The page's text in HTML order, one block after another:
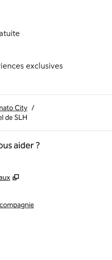
exclusives
City /
de SLH
aider ?
,